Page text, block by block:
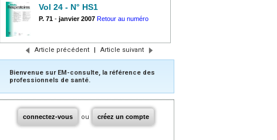
Vol 24 - N° HS1
P. 71 - janvier 2007 Retour au numéro
Article précédent | Article suivant
Bienvenue sur EM-consulte, la référence des
professionnels de santé.
connectez-vous ou créez un compte